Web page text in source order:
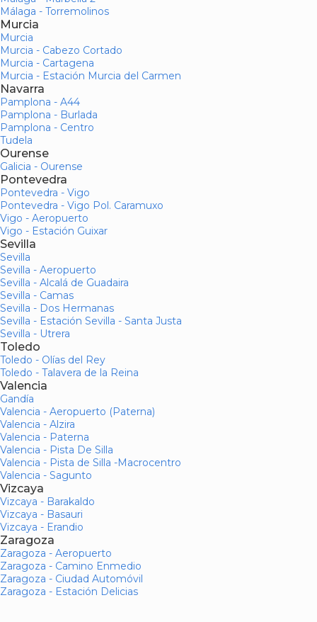
Málaga - Torremolinos
Murcia
Murcia
Murcia - Cabezo Cortado
Murcia - Cartagena
Murcia - Estación Murcia del Carmen
Navarra
Pamplona - A44
Pamplona - Burlada
Pamplona - Centro
Tudela
Ourense
Galicia - Ourense
Pontevedra
Pontevedra - Vigo
Pontevedra - Vigo Pol. Caramuxo
Vigo - Aeropuerto
Vigo - Estación Guixar
Sevilla
Sevilla
Sevilla - Aeropuerto
Sevilla - Alcalá de Guadaira
Sevilla - Camas
Sevilla - Dos Hermanas
Sevilla - Estación Sevilla - Santa Justa
Sevilla - Utrera
Toledo
Toledo - Olías del Rey
Toledo - Talavera de la Reina
Valencia
Gandía
Valencia - Aeropuerto (Paterna)
Valencia - Alzira
Valencia - Paterna
Valencia - Pista De Silla
Valencia - Pista de Silla -Macrocentro
Valencia - Sagunto
Vizcaya
Vizcaya - Barakaldo
Vizcaya - Basauri
Vizcaya - Erandio
Zaragoza
Zaragoza - Aeropuerto
Zaragoza - Camino Enmedio
Zaragoza - Ciudad Automóvil
Zaragoza - Estación Delicias